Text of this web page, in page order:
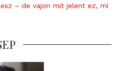
– de vajon mit jelent ez, mi